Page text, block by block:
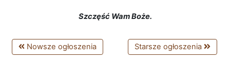
Szczęść Wam Boże.
Nowsze ogłoszenia Starsze ogłoszenia